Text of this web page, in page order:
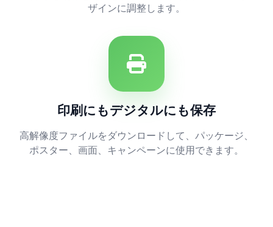
ザインに調整します。
印刷にもデジタルにも保存
高解像度ファイルをダウンロードして、パッケージ、
ポスター、画面、キャンペーンに使用できます。